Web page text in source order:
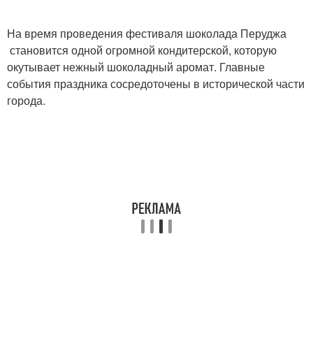
На время проведения фестиваля шоколада Перуджа
становится одной огромной кондитерской, которую
окутывает нежный шоколадный аромат. Главные
события праздника сосредоточены в исторической части
города.